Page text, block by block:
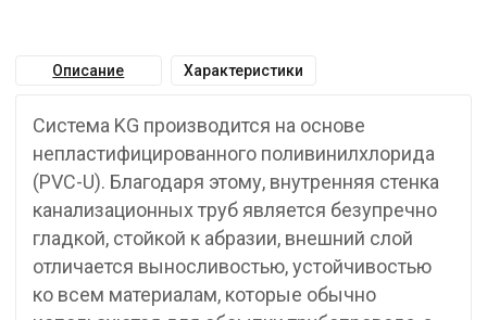
Описание Характеристики
Система KG производится на основе
непластифицированного поливинилхлорида
(PVC-U). Благодаря этому, внутренняя стенка
канализационных труб является безупречно
гладкой, стойкой к абразии, внешний слой
отличается выносливостью, устойчивостью
ко всем материалам, которые обычно